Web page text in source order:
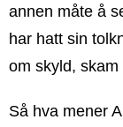
annen måte å
har hatt sin
om skyld, skam
Så hva mener